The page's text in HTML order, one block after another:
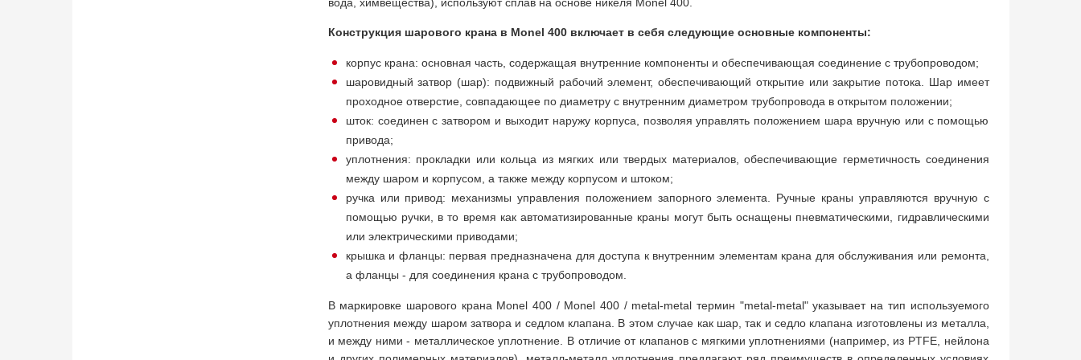
Конструкция шарового крана в Monel 400 включает в себя следующие основные компоненты:
корпус крана: основная часть, содержащая внутренние компоненты и обеспечивающая соединение с трубопроводом;
шаровидный затвор (шар): подвижный рабочий элемент, обеспечивающий открытие или закрытие потока. Шар имеет
проходное отверстие, совпадающее по диаметру с внутренним диаметром трубопровода в открытом положении;
шток: соединен с затвором и выходит наружу корпуса, позволяя управлять положением шара вручную или с помощью
привода;
уплотнения: прокладки или кольца из мягких или твердых материалов, обеспечивающие герметичность соединения
между шаром и корпусом, а также между корпусом и штоком;
ручка или привод: механизмы управления положением запорного элемента. Ручные краны управляются вручную с
помощью ручки, в то время как автоматизированные краны могут быть оснащены пневматическими, гидравлическими
или электрическими приводами;
крышка и фланцы: первая предназначена для доступа к внутренним элементам крана для обслуживания или ремонта,
а фланцы - для соединения крана с трубопроводом.
В маркировке шарового крана Monel 400 / Monel 400 / metal-metal термин "metal-metal" указывает на тип используемого
уплотнения между шаром затвора и седлом клапана. В этом случае как шар, так и седло клапана изготовлены из металла,
и между ними - металлическое уплотнение. В отличие от клапанов с мягкими уплотнениями (например, из PTFE, нейлона